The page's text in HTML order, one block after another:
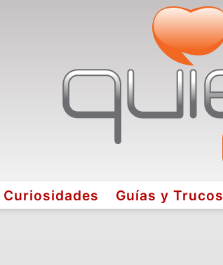
Curiosidades Guías y Trucos